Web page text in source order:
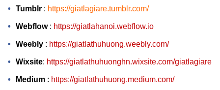
Tumblr : https://giatlagiare.tumblr.com/
Webflow : https://giatlahanoi.webflow.io
Weebly : https://giatlathuhuong.weebly.com/
Wixsite: https://giatlathuhuonghn.wixsite.com/giatlagiare
Medium : https://giatlathuhuong.medium.com/